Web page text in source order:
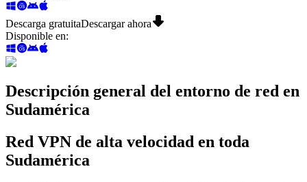
Descarga gratuitaDescargar ahora
Disponible en:
Descripción general del entorno de red en
Sudamérica
Red VPN de alta velocidad en toda
Sudamérica